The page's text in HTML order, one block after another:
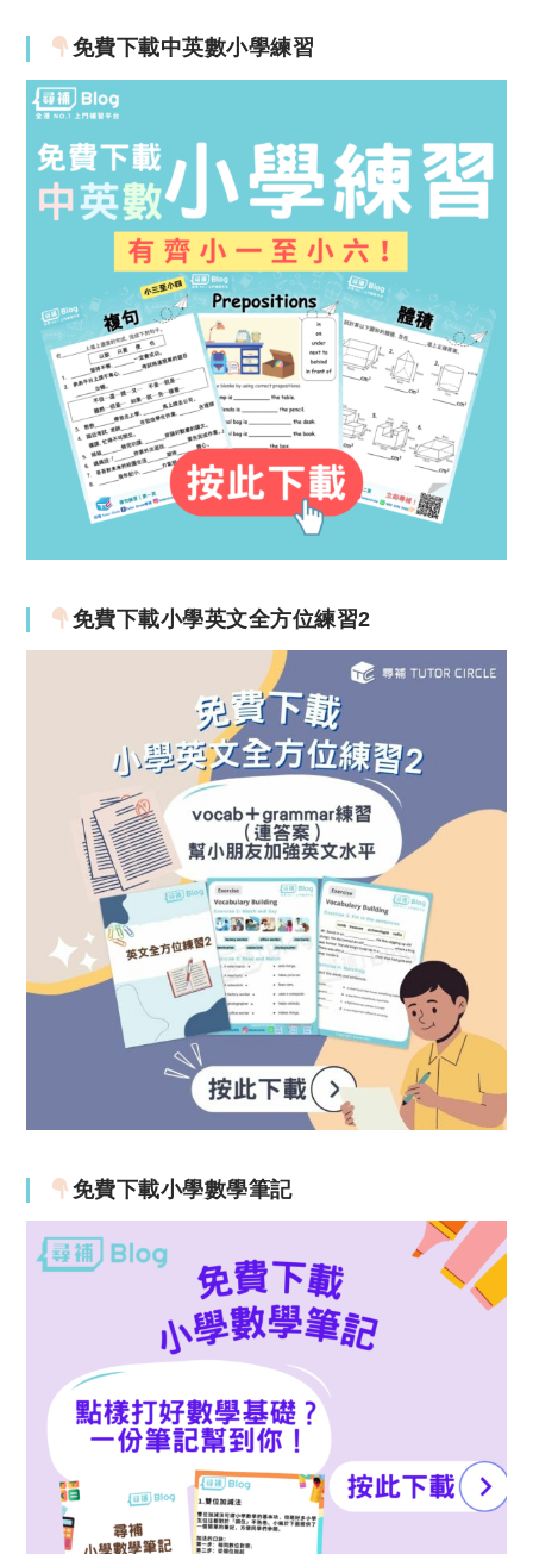
免費下載中英數小學練習
免費下載小學英文全方位練習2
免費下載小學數學筆記